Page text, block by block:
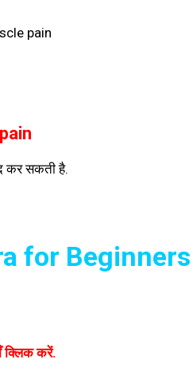
कर सकती है.
for Beginners
क्लिक करें.